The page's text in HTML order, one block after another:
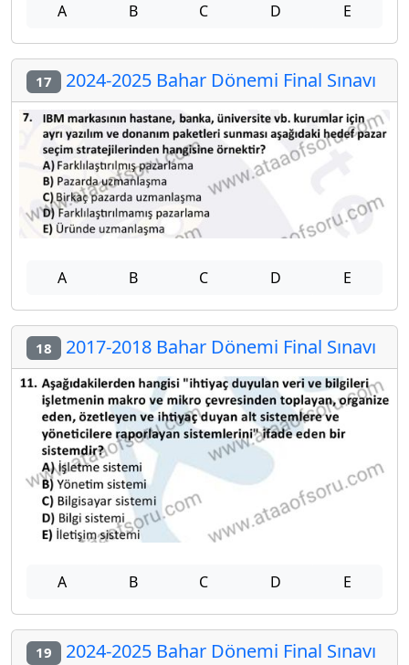
A B C D E
17 2024-2025 Bahar Dönemi Final Sınavı
A B C D E
18 2017-2018 Bahar Dönemi Final Sınavı
A B C D E
19 2024-2025 Bahar Dönemi Final Sınavı